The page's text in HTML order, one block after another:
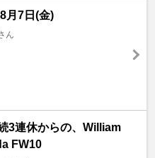
月7日(金)
ん
3連休からの、William
FW10